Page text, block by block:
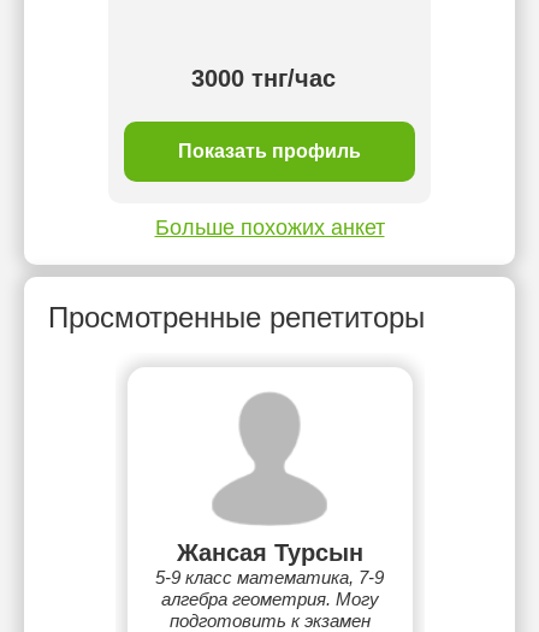
3000 тнг/час
Показать профиль
Больше похожих анкет
Просмотренные репетиторы
Жансая Турсын
5-9 класс математика, 7-9
алгебра геометрия. Могу
подготовить к экзамен